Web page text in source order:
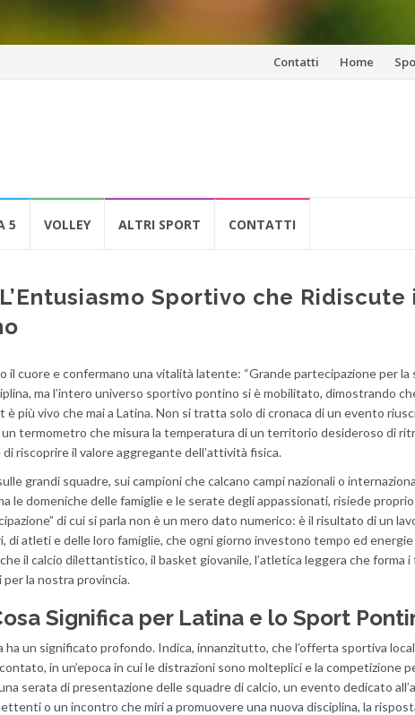
VaiContatti Home
5 VOLLEY ALTRI SPORT CONTATTI
Sportivo che Ridiscute
il cuore e confermano una vitalità latente: “Grande partecipazione per la
ma l’intero universo sportivo pontino si è mobilitato, dimostrando
più vivo che mai a Latina. Non si tratta solo di cronaca di un evento
termometro che misura la temperatura di un territorio desideroso di
riscoprire il valore aggregante dell’attività fisica.
grandi squadre, sui campioni che calcano campi nazionali o
le domeniche delle famiglie e le serate degli appassionati, risiede
di cui si parla non è un mero dato numerico: è il risultato di un
di atleti e delle loro famiglie, che ogni giorno investono tempo ed
il calcio dilettantistico, il basket giovanile, l’atletica leggera che forma
la nostra provincia.
Significa per Latina e lo Sport
un significato profondo. Indica, innanzitutto, che l’offerta sportiva
in un’epoca in cui le distrazioni sono molteplici e la competizione
serata di presentazione delle squadre di calcio, un evento dedicato
o un incontro che miri a promuovere una nuova disciplina, la